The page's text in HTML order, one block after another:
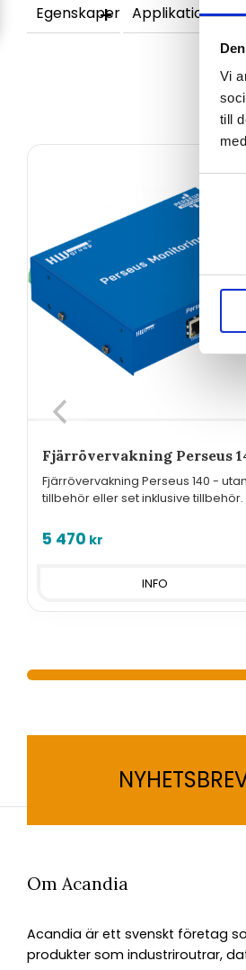
Vi
till
Egenskaper Applikationer
Fjärrövervakning Perseus
Fjärrövervakning Perseus 140 - utan
tillbehör eller set inklusive tillbehör.
5 470 kr
INFO
Om Acandia
Acandia är ett svenskt företag
produkter som industriroutrar,